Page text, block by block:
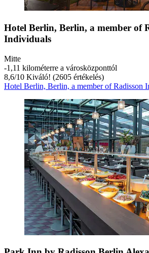
Hotel Berlin, Berlin, a member of
Individuals
Mitte
‐1,11 kilométerre a városközponttól
8,6/10 Kiváló! (2605 értékelés)
Hotel Berlin, Berlin, a member of Radisson